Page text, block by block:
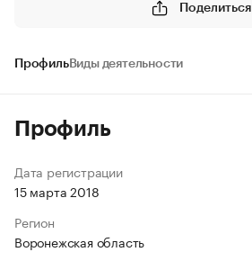
Поделиться
ПрофильВиды деятельности
Профиль
Дата регистрации
15 марта 2018
Регион
Воронежская область